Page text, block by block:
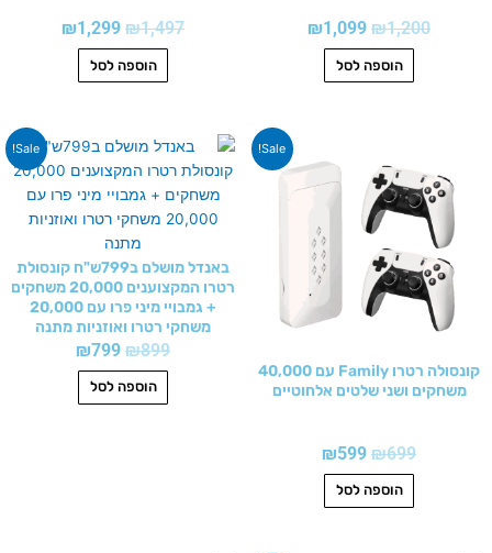
₪1,200
₪1,099
הוספה לסל
₪1,497
₪1,299
הוספה לסל
Sale!
קונסולה רטרו Family עם 40,000
משחקים ושני שלטים אלחוטיים
₪699
המקורי
היה:
₪699.
₪599
המחיר
הנוכחי
הוא:
הוספה לסל
Sale!
באנדל מושלם ב799ש"ח קונסולת
רטרו המקצוענים 20,000 משחקים
+ גמבויי מיני פרו עם 20,000
משחקי רטרו ואוזניות מתנה
₪899
המחיר
המקורי
היה:
₪799
המחיר
הנוכחי
הוא:
הוספה לסל